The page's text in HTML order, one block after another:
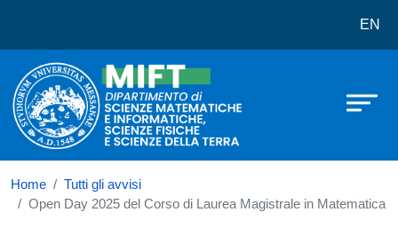
Dipartimento di Scienze EN
Home
Tutti gli avvisi
Open Day 2025 del Corso di Laurea Magistrale in Matematica